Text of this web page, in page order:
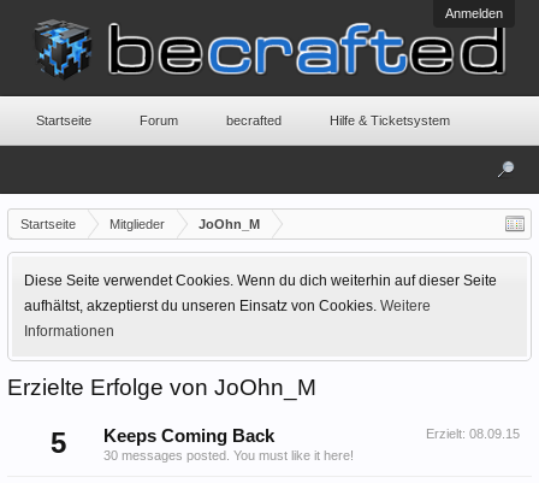
Anmelden
Startseite Mitglieder JoOhn_M
Diese Seite verwendet Cookies. Wenn du dich weiterhin auf dieser Seite
aufhältst, akzeptierst du unseren Einsatz von Cookies. Weitere
Informationen
Erzielte Erfolge von JoOhn_M
5 Erzielt: 08.09.15
Keeps Coming Back
30 messages posted. You must like it here!
Startseite Forum becrafted Hilfe & Ticketsystem